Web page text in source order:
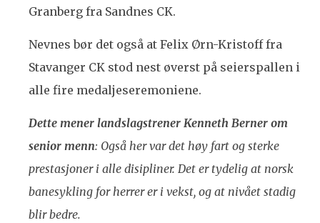
Granberg fra Sandnes CK.
Nevnes bør det også at Felix Ørn-Kristoff fra
Stavanger CK stod nest øverst på seierspallen i
alle fire medaljeseremoniene.
Dette mener landslagstrener Kenneth Berner om
senior menn: Også her var det høy fart og sterke
prestasjoner i alle disipliner. Det er tydelig at norsk
banesykling for herrer er i vekst, og at nivået stadig
blir bedre.